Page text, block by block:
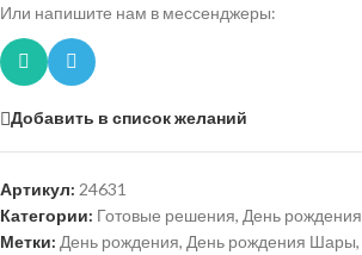
Или напишите нам в мессенджеры:
Добавить в список желаний
Артикул: 24631
Категории: Готовые решения, День рождения
Метки: День рождения, День рождения Шары,